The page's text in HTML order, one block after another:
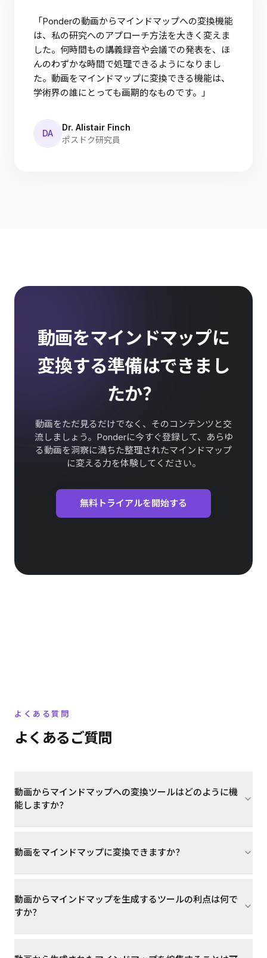
「Ponderの動画からマインドマップへの変換機能
は、私の研究へのアプローチ方法を大きく変えま
した。何時間もの講義録音や会議での発表を、ほ
んのわずかな時間で処理できるようになりまし
た。動画をマインドマップに変換できる機能は、
学術界の誰にとっても画期的なものです。」
DA
Dr. Alistair Finch
ポスドク研究員
動画をマインドマップに
変換する準備はできまし
たか？
動画をただ見るだけでなく、そのコンテンツと交
流しましょう。Ponderに今すぐ登録して、あらゆ
る動画を洞察に満ちた整理されたマインドマップ
に変える力を体験してください。
無料トライアルを開始する
よくある質問
よくあるご質問
動画からマインドマップへの変換ツールはどのように機
能しますか？
動画をマインドマップに変換できますか？
動画からマインドマップを生成するツールの利点は何で
すか？